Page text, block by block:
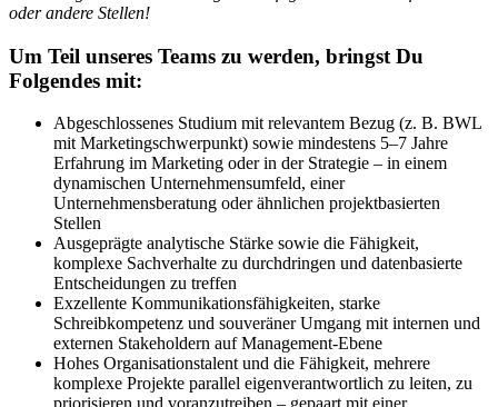
oder andere Stellen!
Um Teil unseres Teams zu werden, bringst Du
Folgendes mit:
Abgeschlossenes Studium mit relevantem Bezug (z. B. BWL
mit Marketingschwerpunkt) sowie mindestens 5–7 Jahre
Erfahrung im Marketing oder in der Strategie – in einem
dynamischen Unternehmensumfeld, einer
Unternehmensberatung oder ähnlichen projektbasierten
Stellen
Ausgeprägte analytische Stärke sowie die Fähigkeit,
komplexe Sachverhalte zu durchdringen und datenbasierte
Entscheidungen zu treffen
Exzellente Kommunikationsfähigkeiten, starke
Schreibkompetenz und souveräner Umgang mit internen und
externen Stakeholdern auf Management-Ebene
Hohes Organisationstalent und die Fähigkeit, mehrere
komplexe Projekte parallel eigenverantwortlich zu leiten, zu